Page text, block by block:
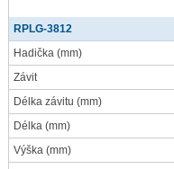
RPLG-3812
Hadička (mm)
Závit
Délka závitu (mm)
Délka (mm)
Výška (mm)